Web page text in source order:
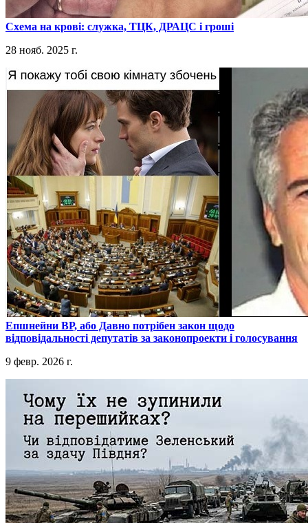
​Схема на крові: служка, ТЦК, ДРАЦС і гроші
28 нояб. 2025 г.
​Епшнейни ВР, або Давно потрібен закон щодо
відповідальності депутатів за законопроекти і голосування
9 февр. 2026 г.